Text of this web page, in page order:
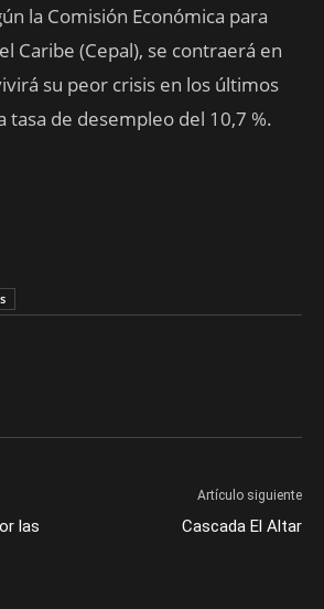
la Comisión Económica para
Caribe (Cepal), se contraerá en
su peor crisis en los últimos
tasa de desempleo del 10,7 %.
las
Artículo siguiente
Cascada El Altar